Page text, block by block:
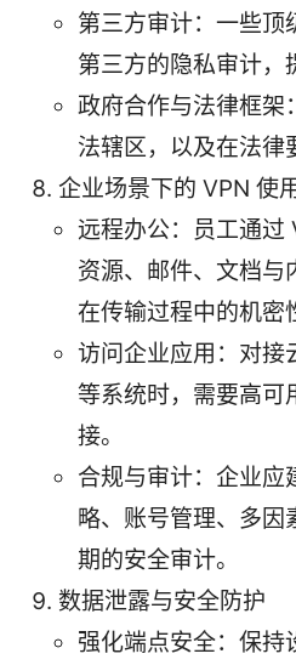
第三方审计：一些顶
第三方的隐私审计，
政府合作与法律框架
法辖区，以及在法律
企业场景下的 VPN 使
远程办公：员工通过
资源、邮件、文档与
在传输过程中的机密
访问企业应用：对接
等系统时，需要高可
接。
合规与审计：企业应
略、账号管理、多因
期的安全审计。
数据泄露与安全防护
强化端点安全：保持